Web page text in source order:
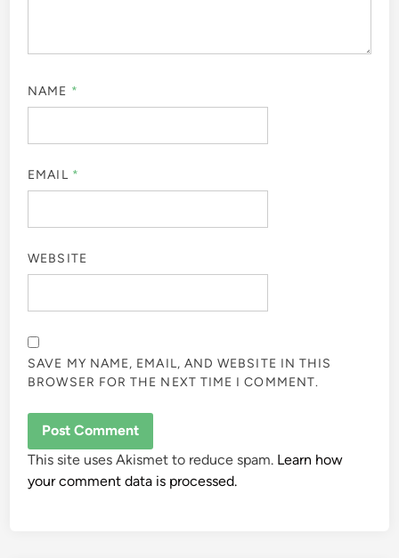
NAME *
EMAIL *
WEBSITE
SAVE MY NAME, EMAIL, AND WEBSITE IN THIS
BROWSER FOR THE NEXT TIME I COMMENT.
This site uses Akismet to reduce spam. Learn how
your comment data is processed.